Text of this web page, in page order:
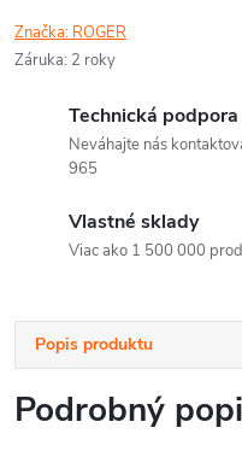
Značka: ROGER
Záruka: 2 roky
Technická podpora
Neváhajte nás
965
Vlastné sklady
Viac ako 1 500 000
Popis produktu
Podrobný